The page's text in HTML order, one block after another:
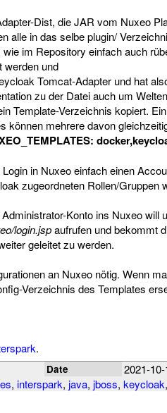
Dist, die JAR vom Nuxeo
alle in das selbe plugin/
im Repository einfach auch
werden und
Tomcat-Adapter und hat
zu der Datei auch um
Template-Verzeichnis kopiert.
können mehrere davon
in Nuxeo einfach einen
zugeordneten Rollen/Gruppen
Konto ins Nuxeo will
login.jspaufrufen und bekommt
geleitet zu werden.
an Nuxeo nötig. Wenn
Verzeichnis des Templates
.
Date 2021-
, interspark, java, jboss, keycloak,